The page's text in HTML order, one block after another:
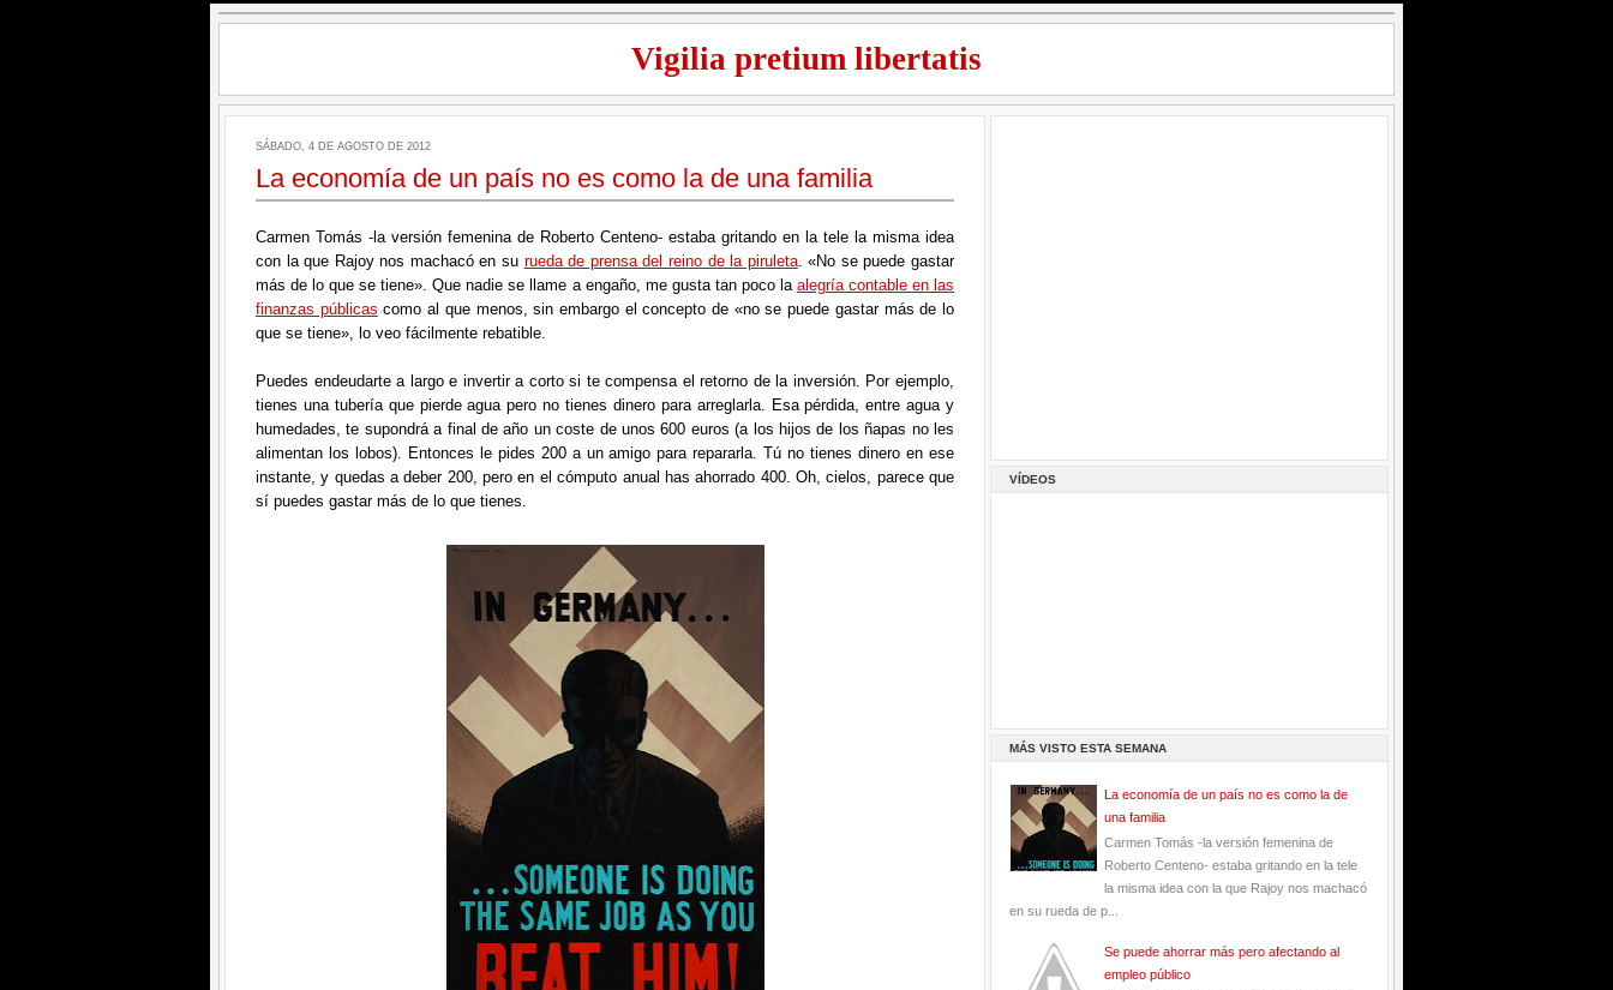
Vigilia pretium libertatis
SÁBADO, 4 DE AGOSTO DE 2012
La economía de un país no es como la de una familia
Carmen Tomás -la versión femenina de Roberto Centeno- estaba gritando en la tele la misma idea
con la que Rajoy nos machacó en su rueda de prensa del reino de la piruleta. «No se puede gastar
más de lo que se tiene». Que nadie se llame a engaño, me gusta tan poco la alegría contable en las
finanzas públicas como al que menos, sin embargo el concepto de «no se puede gastar más de lo
que se tiene», lo veo fácilmente rebatible.
Puedes endeudarte a largo e invertir a corto si te compensa el retorno de la inversión. Por ejemplo,
tienes una tubería que pierde agua pero no tienes dinero para arreglarla. Esa pérdida, entre agua y
humedades, te supondrá a final de año un coste de unos 600 euros (a los hijos de los ñapas no les
alimentan los lobos). Entonces le pides 200 a un amigo para repararla. Tú no tienes dinero en ese
instante, y quedas a deber 200, pero en el cómputo anual has ahorrado 400. Oh, cielos, parece que
sí puedes gastar más de lo que tienes.
VÍDEOS
MÁS VISTO ESTA SEMANA
La economía de un país no es como la de
una familia
Carmen Tomás -la versión femenina de
Roberto Centeno- estaba gritando en la tele
la misma idea con la que Rajoy nos machacó
en su rueda de p...
Se puede ahorrar más pero afectando al
empleo público